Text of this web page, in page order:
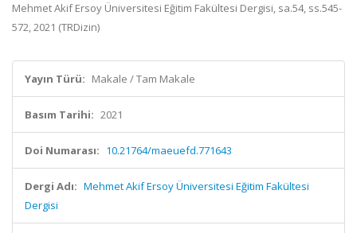
Mehmet Akif Ersoy Üniversitesi Eğitim Fakültesi Dergisi, sa.54, ss.545-
572, 2021 (TRDizin)
Yayın Türü: Makale / Tam Makale
Basım Tarihi: 2021
Doi Numarası: 10.21764/maeuefd.771643
Dergi Adı: Mehmet Akif Ersoy Üniversitesi Eğitim Fakültesi
Dergisi